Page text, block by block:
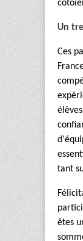
Un
Ces
tant
êtes